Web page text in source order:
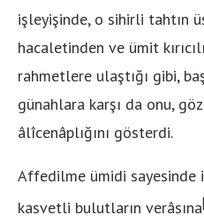
işleyişinde, o sihirli tahtın
hacaletinden ve ümit
rahmetlere ulaştığı gibi,
günahlara karşı da onu,
âlîcenâplığını gösterdi.
Affedilme ümidi sayesinde
kasvetli bulutların verâsına